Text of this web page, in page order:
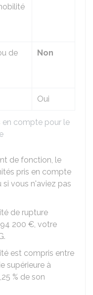
en compte pour le
de
Non
Oui
de fonction, le
pris en compte
si vous n'aviez pas
de rupture
94 200 €, votre
.
est compris entre
supérieure à
% de son